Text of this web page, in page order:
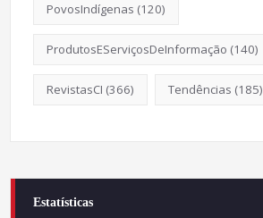
PovosIndígenas (120)
ProdutosEServiçosDeInformação (140)
RevistasCI (366) Tendências (185)
Estatísticas